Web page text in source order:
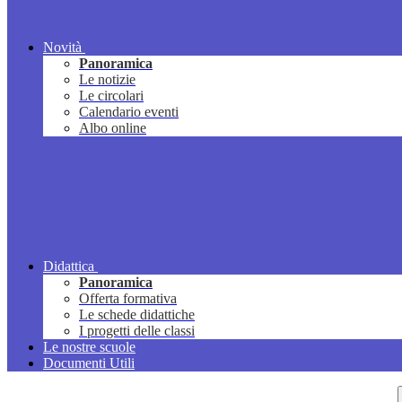
Novità
Panoramica
Le notizie
Le circolari
Calendario eventi
Albo online
Didattica
Panoramica
Offerta formativa
Le schede didattiche
I progetti delle classi
Le nostre scuole
Documenti Utili